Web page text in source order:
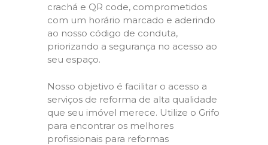
crachá e QR code, comprometidos
com um horário marcado e aderindo
ao nosso código de conduta,
priorizando a segurança no acesso ao
seu espaço.
Nosso objetivo é facilitar o acesso a
serviços de reforma de alta qualidade
que seu imóvel merece. Utilize o Grifo
para encontrar os melhores
profissionais para reformas